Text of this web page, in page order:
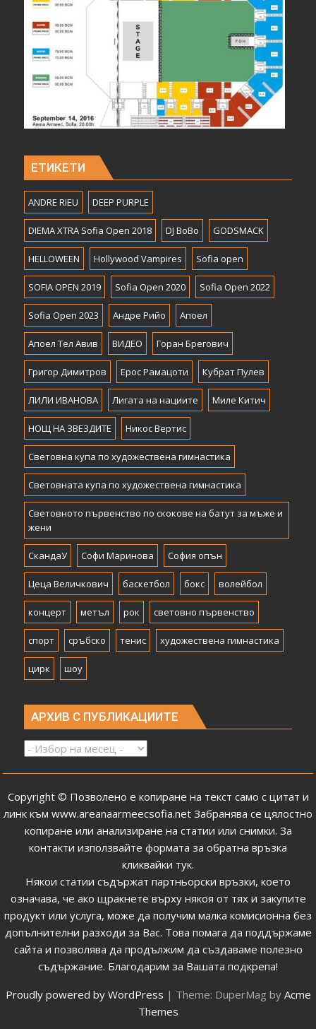
ЕТИКЕТИ
ANDRE RIEU DEEP PURPLE
DIEMA XTRA Sofia Open 2018 DJ BoBo GODSMACK
HELLOWEEN Hollywood Vampires Sofia open
SOFIA OPEN 2019 Sofia Open 2020 Sofia Open 2022
Sofia Open 2023 Андре Рийо Апоел
Апоел Тел Авив ВИДЕО Горан Брегович
Григор Димитров Ерос Рамацоти Кубрат Пулев
ЛИЛИ ИВАНОВА Лигата на нациите Миле Китич
НОЩ НА ЗВЕЗДИТЕ Никос Вертис
Световна купа по художествена гимнастика
Световната купа по художествена гимнастика
Световното първенство по скокове на батут за мъже и
жени
СкандаУ Софи Маринова София опън
Цеца Величкович баскетбол бокс волейбол
концерт метъл рок световно първенство
спорт сръбско тенис художествена гимнастика
цирк шоу
АРХИВ С ПУБЛИКАЦИИТЕ
Архив
Copyright © Позволено е копиране на текст само с цитат и
линк към www.areanaarmeecsofia.net Забранява се цялостно
копиране или анализиране на статии или снимки. За
контакти използвайте формата за обратна връзка
кликвайки тук.
Някои статии съдържат партньорски връзки, което
означава, че ако щракнете върху някоя от тях и закупите
продукт или услуга, може да получим малка комисионна без
допълнителни разходи за Вас. Това помага да поддържаме
сайта и позволява да продължим да създаваме полезно
съдържание. Благодарим за Вашата подкрепа!
Proudly powered by WordPress | Theme: DuperMag by Acme
Themes